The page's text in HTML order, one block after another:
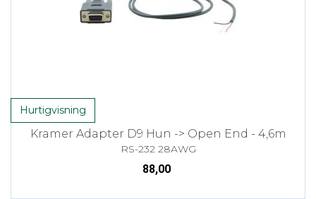
Hurtigvisning
Kramer Adapter D9 Hun -> Open End - 4,6m
RS-232 28AWG
88,00